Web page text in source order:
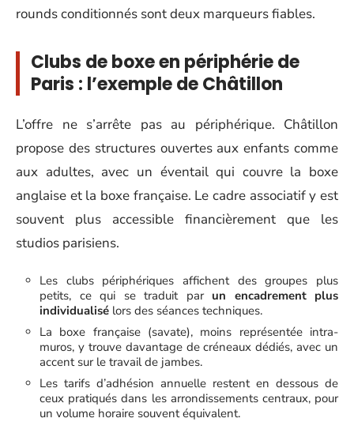
rounds conditionnés sont deux marqueurs fiables.
Clubs de boxe en périphérie de
Paris : l’exemple de Châtillon
L’offre ne s’arrête pas au périphérique. Châtillon
propose des structures ouvertes aux enfants comme
aux adultes, avec un éventail qui couvre la boxe
anglaise et la boxe française. Le cadre associatif y est
souvent plus accessible financièrement que les
studios parisiens.
Les clubs périphériques affichent des groupes plus
petits, ce qui se traduit par un encadrement plus
individualisé lors des séances techniques.
La boxe française (savate), moins représentée intra-
muros, y trouve davantage de créneaux dédiés, avec un
accent sur le travail de jambes.
Les tarifs d’adhésion annuelle restent en dessous de
ceux pratiqués dans les arrondissements centraux, pour
un volume horaire souvent équivalent.